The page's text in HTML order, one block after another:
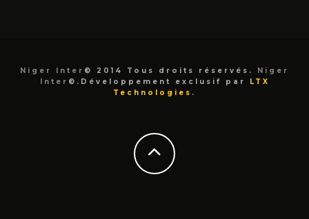
Niger Inter © 2014 Tous droits réservés. Niger
Inter ©.Développement exclusif par
LTX
Technologies .